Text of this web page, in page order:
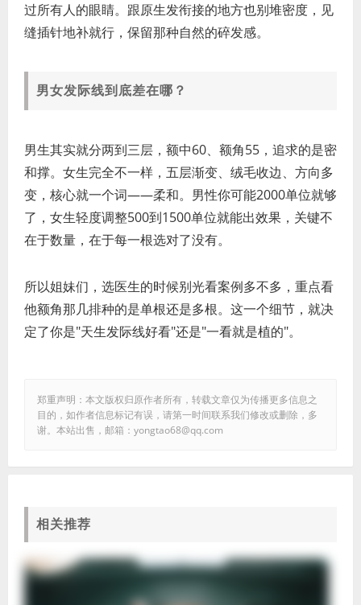
过所有人的眼睛。跟原生发衔接的地方也别堆密度，见
缝插针地补就行，保留那种自然的碎发感。
男女发际线到底差在哪？
男生其实就分两到三层，额中60、额角55，追求的是密
和撑。女生完全不一样，五层渐变、绒毛收边、方向多
变，核心就一个词——柔和。男性你可能2000单位就够
了，女生轻度调整500到1500单位就能出效果，关键不
在于数量，在于每一根选对了没有。
所以姐妹们，选医生的时候别光看案例多不多，重点看
他额角那几排种的是单根还是多根。这一个细节，就决
定了你是"天生发际线好看"还是"一看就是植的"。
郑重声明：本文版权归原作者所有，转载文章仅为传播更多信息之
目的，如作者信息标记有误，请第一时间联系我们修改或删除，多
谢。本站出售，邮箱：yongtao68@qq.com
相关推荐